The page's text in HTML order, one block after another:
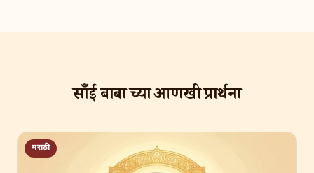
साँई बाबा च्या आणखी प्रार्थना
मराठी